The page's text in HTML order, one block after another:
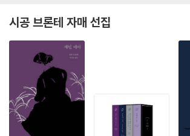
시공 브론테 자매 선집